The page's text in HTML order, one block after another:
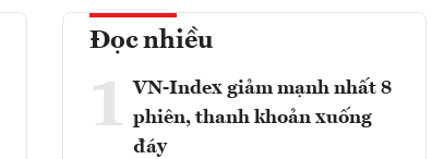
Đọc nhiều
1 VN-Index giảm mạnh nhất 8
phiên, thanh khoản xuống
đáy